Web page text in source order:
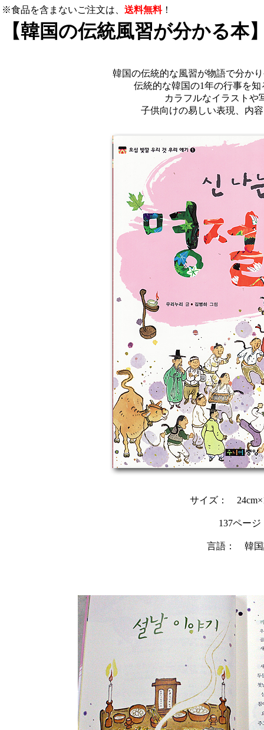
※食品を含まないご注文は、 送料無料！
【韓国の伝統風習が分かる本
韓国の伝統的な風習が物語で分か
伝統的な韓国の1年の行事を
カラフルなイラストや
子供向けの易しい表現、内
サイズ：
137ページ
言語： 韓